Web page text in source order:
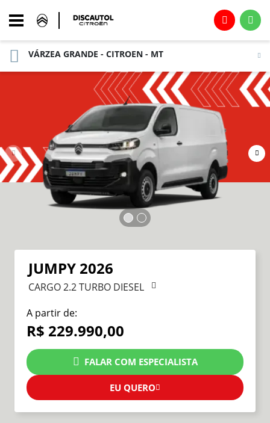
VÁRZEA GRANDE - CITROEN - MT
JUMPY 2026
CARGO 2.2 TURBO DIESEL
A partir de:
R$ 229.990,00
FALAR COM ESPECIALISTA
EU QUERO